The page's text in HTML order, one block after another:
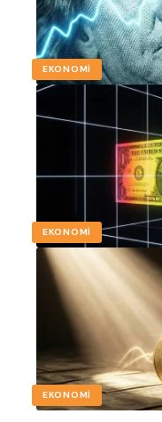
EKONOMI
EKONOMI
EKONOMI